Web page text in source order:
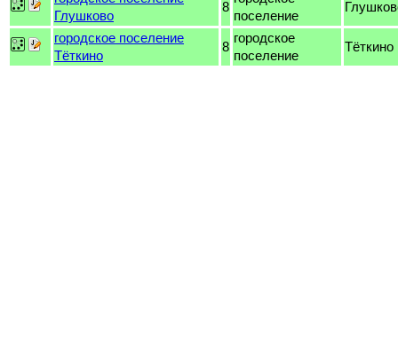
Глушково
8
поселение
городское поселение
Тёткино
8
городское
поселение
Тёткино